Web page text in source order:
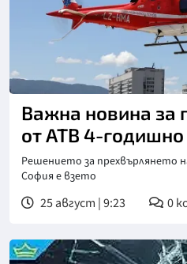
Важна новина за
от АТВ 4-годишно
Решението за прехвърлянето
София е взето
25 август | 9:23 0